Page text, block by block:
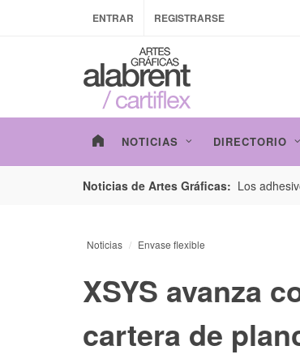
ENTRAR REGISTRARSE
NOTICIAS DIRECTORIO
Noticias de Artes Gráficas:
de envases con un nuevo estudio de Los
Noticias Envase flexible
XSYS avanza
cartera de